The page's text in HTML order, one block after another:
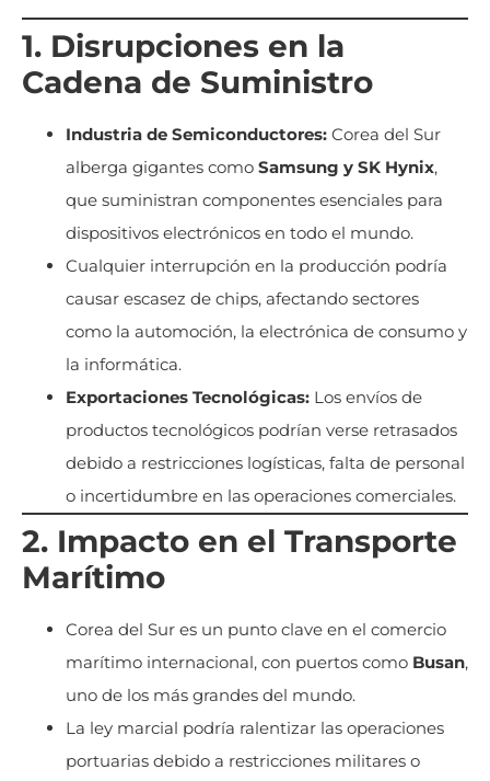
1. Disrupciones en la
Cadena de Suministro
Industria de Semiconductores: Corea del Sur
alberga gigantes como Samsung y SK Hynix,
que suministran componentes esenciales para
dispositivos electrónicos en todo el mundo.
Cualquier interrupción en la producción podría
causar escasez de chips, afectando sectores
como la automoción, la electrónica de consumo y
la informática.
Exportaciones Tecnológicas: Los envíos de
productos tecnológicos podrían verse retrasados
debido a restricciones logísticas, falta de personal
o incertidumbre en las operaciones comerciales.
2. Impacto en el Transporte
Marítimo
Corea del Sur es un punto clave en el comercio
marítimo internacional, con puertos como Busan,
uno de los más grandes del mundo.
La ley marcial podría ralentizar las operaciones
portuarias debido a restricciones militares o